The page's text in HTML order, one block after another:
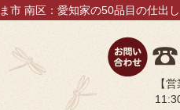
市 南区：愛知家の50品目の仕出
【